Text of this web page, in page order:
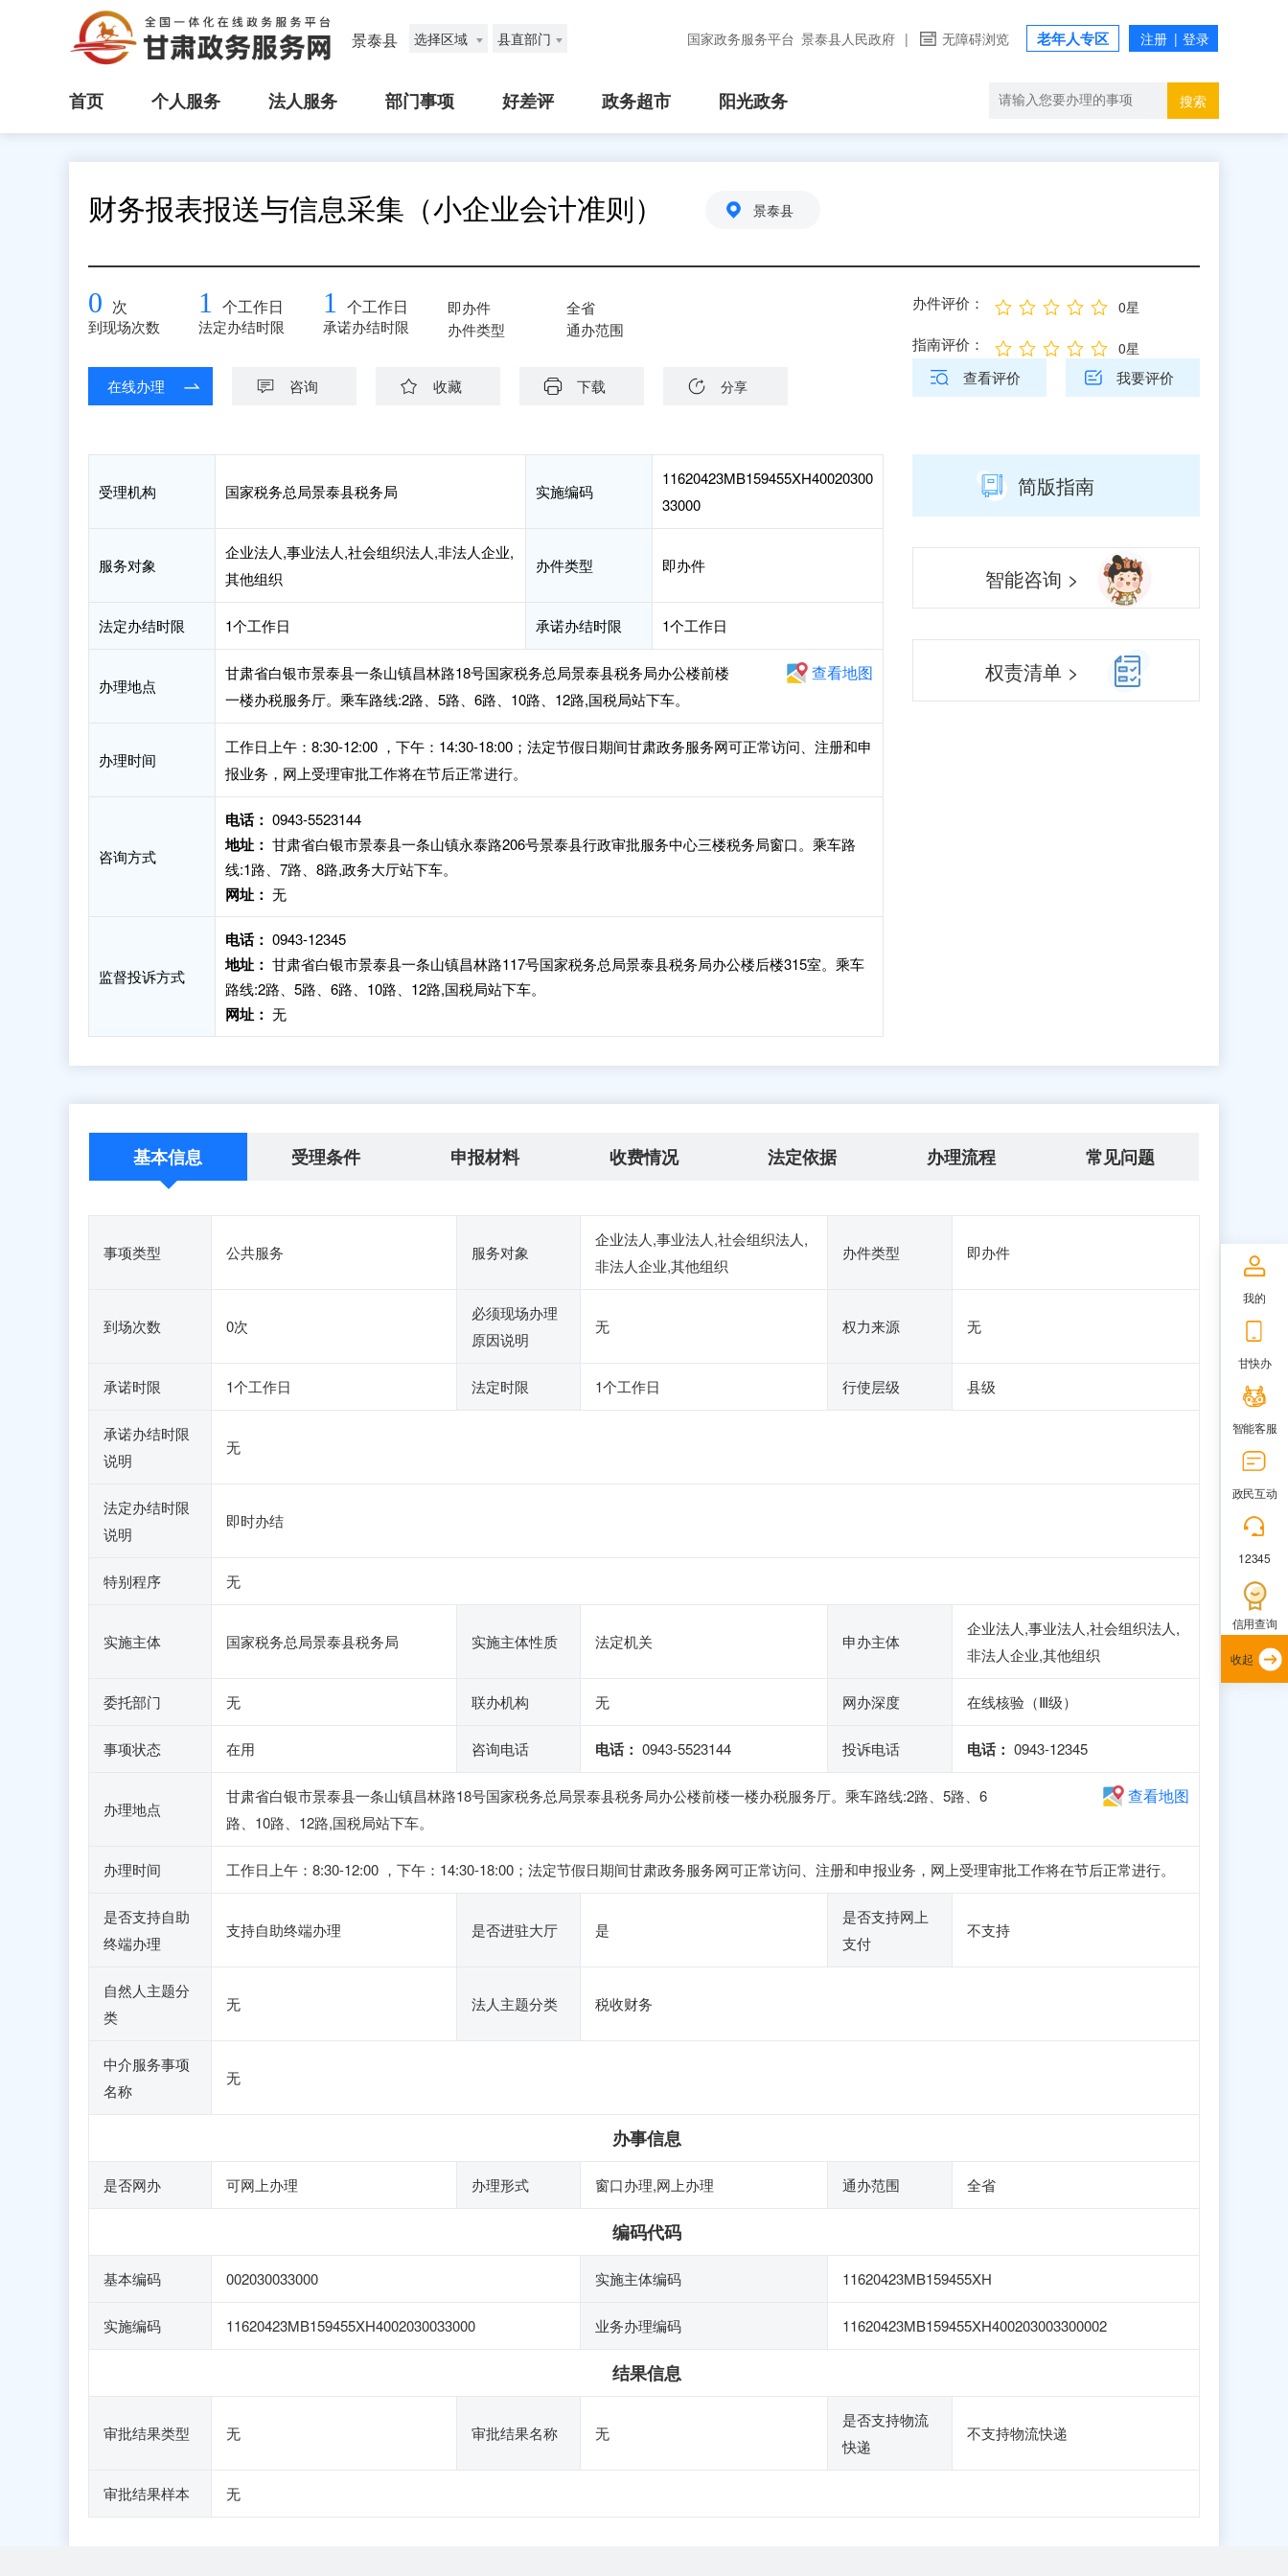
景泰县 选择区域 县直部门 国家政务服务平台 景泰县人民政府 | 无障碍浏览 老年人专区
首页 个人服务 法人服务 部门事项 好差评 政务超市 阳光政务 搜索
财务报表报送与信息采集（小企业会计准则） 景泰县
0 次
到现场次数
1 个工作日
法定办结时限
1 个工作日
承诺办结时限
即办件
办件类型
全省
通办范围
在线办理 咨询 收藏 下载 分享
办件评价： 0星
指南评价： 0星
查看评价 我要评价
受理机构 国家税务总局景泰县税务局 实施编码
11620423MB159455XH40020300
33000
服务对象
企业法人,事业法人,社会组织法人,非法人企业,
其他组织
办件类型 即办件
法定办结时限 1个工作日 承诺办结时限 1个工作日
办理地点
甘肃省白银市景泰县一条山镇昌林路18号国家税务总局景泰县税务局办公楼前楼
一楼办税服务厅。乘车路线:2路、5路、6路、10路、12路,国税局站下车。
查看地图
办理时间
工作日上午：8:30-12:00 ，下午：14:30-18:00；法定节假日期间甘肃政务服务网可正常访问、注册和申
报业务，网上受理审批工作将在节后正常进行。
咨询方式
电话： 0943-5523144
地址： 甘肃省白银市景泰县一条山镇永泰路206号景泰县行政审批服务中心三楼税务局窗口。乘车路
线:1路、7路、8路,政务大厅站下车。
网址： 无
监督投诉方式
电话： 0943-12345
地址： 甘肃省白银市景泰县一条山镇昌林路117号国家税务总局景泰县税务局办公楼后楼315室。乘车
路线:2路、5路、6路、10路、12路,国税局站下车。
网址： 无
简版指南
智能咨询 >
权责清单 >
基本信息 受理条件 申报材料 收费情况 法定依据 办理流程 常见问题
事项类型 公共服务 服务对象
企业法人,事业法人,社会组织法人,
非法人企业,其他组织
办件类型 即办件
到场次数 0次
必须现场办理
原因说明
无 权力来源 无
承诺时限 1个工作日 法定时限 1个工作日 行使层级 县级
承诺办结时限
说明
无
法定办结时限
说明
即时办结
特别程序 无
实施主体 国家税务总局景泰县税务局 实施主体性质 法定机关 申办主体
企业法人,事业法人,社会组织法人,
非法人企业,其他组织
委托部门 无 联办机构 无 网办深度 在线核验（Ⅲ级）
事项状态 在用 咨询电话 电话： 0943-5523144 投诉电话 电话： 0943-12345
办理地点
甘肃省白银市景泰县一条山镇昌林路18号国家税务总局景泰县税务局办公楼前楼一楼办税服务厅。乘车路线:2路、5路、6
路、10路、12路,国税局站下车。
查看地图
办理时间 工作日上午：8:30-12:00 ，下午：14:30-18:00；法定节假日期间甘肃政务服务网可正常访问、注册和申报业务，网上受理审批工作将在节后正常进行。
是否支持自助
终端办理
支持自助终端办理 是否进驻大厅 是
是否支持网上
支付
不支持
自然人主题分
类
无 法人主题分类 税收财务
中介服务事项
名称
无
办事信息
是否网办 可网上办理 办理形式 窗口办理,网上办理 通办范围 全省
编码代码
基本编码 002030033000 实施主体编码 11620423MB159455XH
实施编码 11620423MB159455XH4002030033000 业务办理编码 11620423MB159455XH400203003300002
结果信息
审批结果类型 无 审批结果名称 无
是否支持物流
快递
不支持物流快递
审批结果样本 无
我的
甘快办
智能客服
政民互动
12345
信用查询
收起